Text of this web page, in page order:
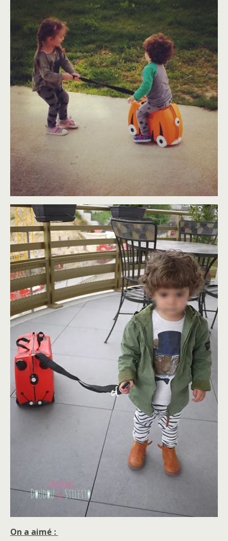
On a aimé :